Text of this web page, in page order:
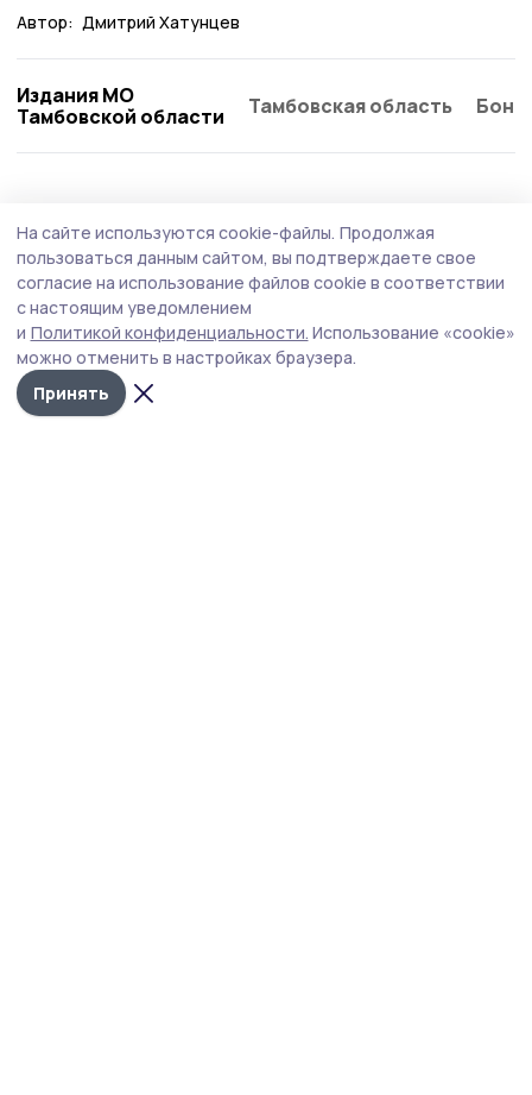
Автор: Дмитрий Хатунцев
Издания МО
Тамбовской области
Тамбовская область
«Чёрные кошки» из Германии оставили
след на никифоровской земле
Старая совместная фотография участниц двух
танцевальных коллективов — никифоровской
«Селяночки» и «Чёрных кошек» из Германии — вызвала
интерес подписчиков групп «Знамя 68» в соцсетях. Мы
решили подробнее напомнить о событиях более чем
На сайте используются cookie-файлы. Продолжая
пользоваться данным сайтом, вы подтверждаете свое
согласие на использование файлов cookie в соответствии
с настоящим уведомлением
и Политикой конфиденциальности. Использование «cookie»
можно отменить в настройках браузера.
Принять